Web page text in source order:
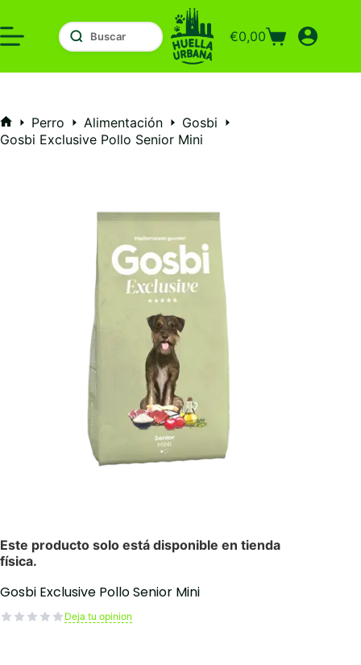
al
contenido
Carro
compra
€0,00
Inicio
Perro Alimentación
Gosbi
Gosbi Exclusive Pollo Senior Mini
Gosbi Exclusive Pollo Senior Mini
Deja tu opinion